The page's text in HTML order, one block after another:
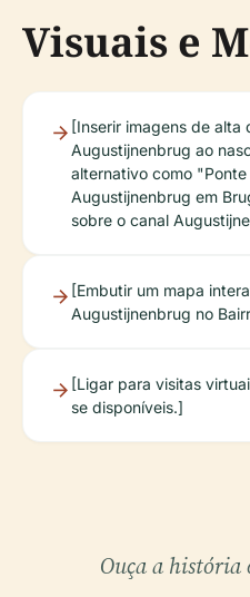
Visuais e
[Inserir imagens de alta
Augustijnenbrug ao
alternativo como
Augustijnenbrug em
sobre o canal
[Embutir um mapa
Augustijnenbrug no
[Ligar para visitas
se disponíveis.]
Ouça a história